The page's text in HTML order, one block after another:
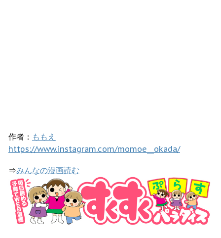
作者： ももえ
https://www.instagram.com/momoe__okada/
⇒みんなの漫画読む